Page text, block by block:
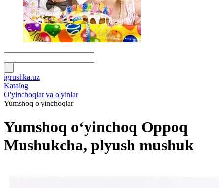
igrushka.uz
Katalog
O'yinchoqlar va o'yinlar
Yumshoq o'yinchoqlar
Yumshoq o‘yinchoq Oppoq
Mushukcha, plyush mushuk